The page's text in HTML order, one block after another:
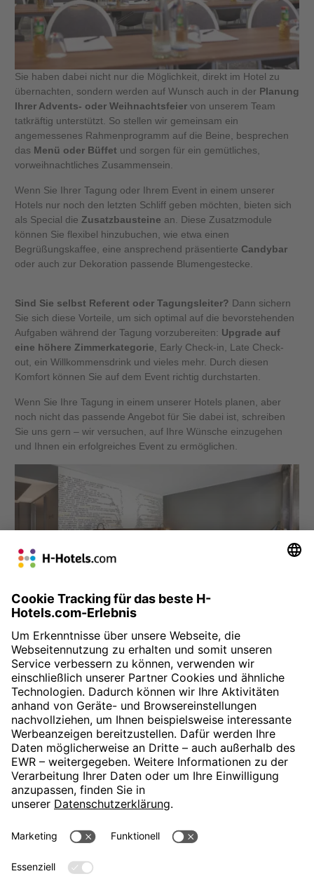
Sie haben dabei nicht nur die Möglichkeit, direkt im Hotel zu
übernachten, sondern werden auf Wunsch auch in der Planung
Ihrer Advents- oder Weihnachtsfeier von unserem Team
tatkräftig unterstützt. So stellen wir gemeinsam ein
angemessenes Rahmenprogramm auf die Beine, besprechen
das Menü oder Büffet und sorgen für ein gemütliches,
vorweihnachtliches Zusammensein.
Wenn Sie Ihrer Tagung oder Ihrem Event in einem unserer
Hotels nur noch den letzten Schliff geben möchten, bieten sich
als Special die Zusatzbausteine an. Diese Zusatzmodule
können Sie flexibel hinzubuchen, wie etwa einen
Begrüßungskaffee, eine ansprechend präsentierte Candybar
oder auch zur Dekoration passende Blumengestecke.
Sind Sie selbst Referent oder Tagungsleiter? Dann sichern
Sie sich diese Vorteile, um sich optimal auf die bevorstehenden
Aufgaben während der Tagung vorzubereiten: Upgrade auf
eine höhere Zimmerkategorie , Early Check-in, Late Check-
out, ein Willkommensdrink und vieles mehr. Durch diesen
Komfort können Sie auf dem Event richtig durchstarten.
Wenn Sie Ihre Tagung in einem unserer Hotels planen, aber
noch nicht das passende Angebot für Sie dabei ist, schreiben
Sie uns gern – wir versuchen, auf Ihre Wünsche einzugehen
und Ihnen ein erfolgreiches Event zu ermöglichen.
» Zurück zur Tagungsübersicht